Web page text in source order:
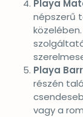
Playa
népszerű
Playa
részén
vagy a